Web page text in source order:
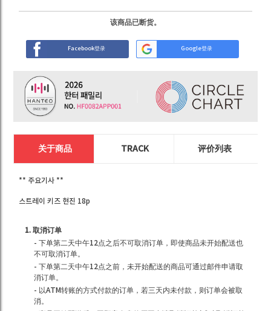
该商品已断货。
Facebook登录 Google登录
关于商品 TRACK 评价列表
** 주요기사 **
스트레이 키즈 현진 18p
1. 取消订单
- 下单第二天中午12点之后不可取消订单，即使商品未开始配送也
不可取消订单。
- 下单第二天中午12点之前，未开始配送的商品可通过邮件申请取
消订单。
- 以ATM转账的方式付款的订单，若三天内未付款，则订单会被取
消。